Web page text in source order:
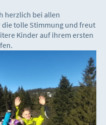
herzlich bei allen
tolle Stimmung und freut
Kinder auf ihrem ersten